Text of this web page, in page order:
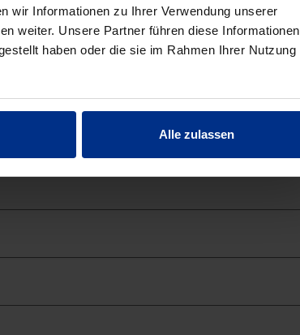
wir Informationen zu Ihrer Verwendung unserer
weiter. Unsere Partner führen diese Informationen
haben oder die sie im Rahmen Ihrer Nutzung
Alle zulassen